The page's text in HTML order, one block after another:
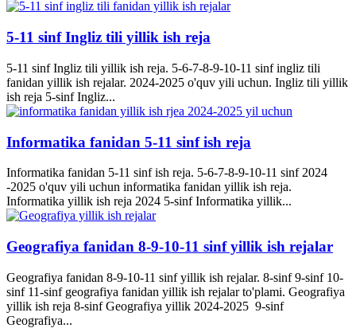
5-11 sinf Ingliz tili yillik ish reja
5-11 sinf Ingliz tili yillik ish reja. 5-6-7-8-9-10-11 sinf ingliz tili
fanidan yillik ish rejalar. 2024-2025 o'quv yili uchun. Ingliz tili yillik
ish reja 5-sinf Ingliz...
Informatika fanidan 5-11 sinf ish reja
Informatika fanidan 5-11 sinf ish reja. 5-6-7-8-9-10-11 sinf 2024
-2025 o'quv yili uchun informatika fanidan yillik ish reja.
Informatika yillik ish reja 2024 5-sinf Informatika yillik...
Geografiya fanidan 8-9-10-11 sinf yillik ish rejalar
Geografiya fanidan 8-9-10-11 sinf yillik ish rejalar. 8-sinf 9-sinf 10-
sinf 11-sinf geografiya fanidan yillik ish rejalar to'plami. Geografiya
yillik ish reja 8-sinf Geografiya yillik 2024-2025 9-sinf
Geografiya...